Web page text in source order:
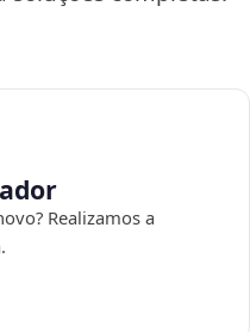
Realizamos a